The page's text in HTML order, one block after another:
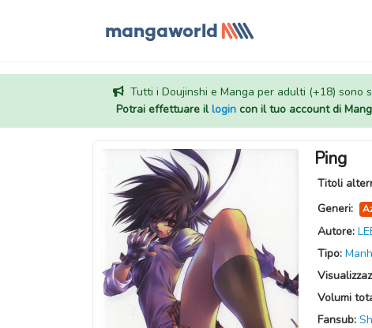
Tutti i Doujinshi e Manga per adulti (+18)
Potrai effettuare illogincon il tuo account di
Ping
Titoli
Generi:
Autore:
Tipo:
Volumi
Fansub: